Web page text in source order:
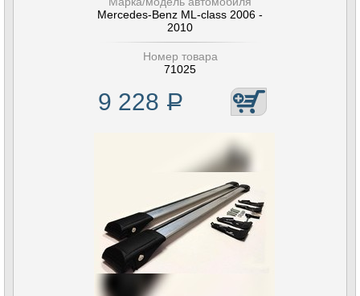
Mercedes-Benz ML-class 2006 -
2010
Номер товара
71025
9 228 Р